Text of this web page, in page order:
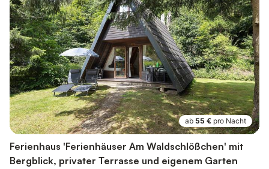
ab 55 € pro Nacht
Ferienhaus 'Ferienhäuser Am Waldschlößchen' mit
Bergblick, privater Terrasse und eigenem Garten